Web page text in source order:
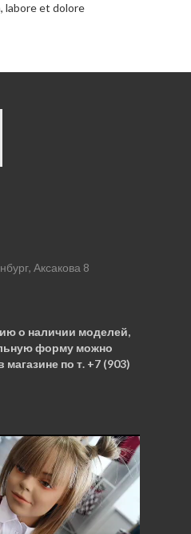
labore et dolore
Аксакова 8
о наличии моделей,
форму можно
по т. +7 (903)